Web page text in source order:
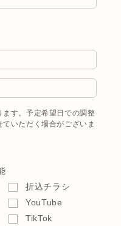
す。予定希望日での調整
いただく場合がございま
折込チラシ
YouTube
TikTok